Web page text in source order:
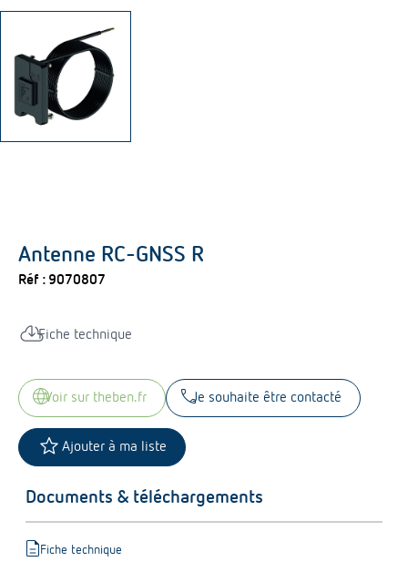
Antenne RC-GNSS R
Réf : 9070807
cloud_downloadFiche technique
languagevoir sur theben.fr callJe souhaite être contacté
starAjouter à ma liste
Documents & téléchargements
descriptionFiche technique